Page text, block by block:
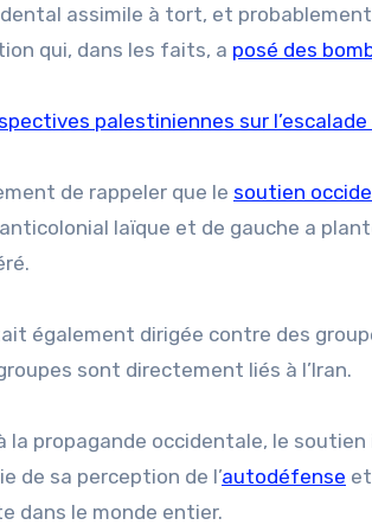
assimile à tort, et
qui, dans les faits, a posé des
palestiniennes sur
de rappeler que le soutien
laïque et de gauche a
également dirigée contre des
sont directement liés à l’Iran.
la propagande occidentale, le
de sa perception de l’autodéfense
dans le monde entier.